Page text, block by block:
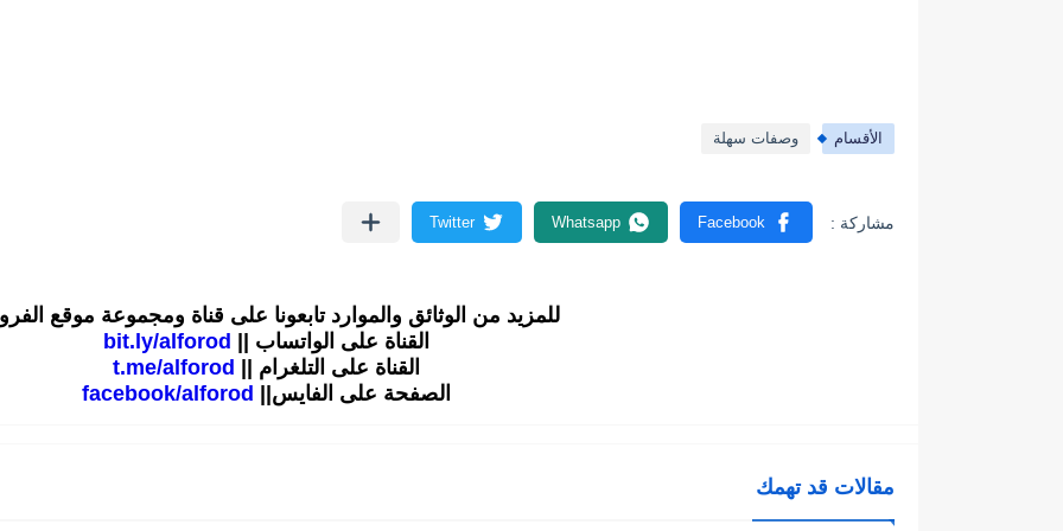
الأقسام وصفات سهلة
للمزيد من الوثائق والموارد تابعونا على قناة ومجموعة موقع
القناة على الواتساب ||
bit.ly/alforod
القناة على التلغرام ||
t.me/alforod
الصفحة على الفايس||
facebook/alforod
مقالات قد تهمك